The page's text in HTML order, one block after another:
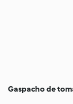
Gaspacho de